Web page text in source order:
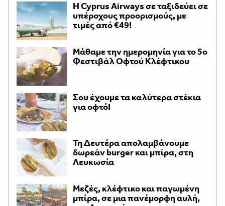
H Cyprus Airways σε ταξιδεύει σε
υπέροχους προορισμούς, με
τιμές από €49!
Μάθαμε την ημερομηνία για το 5ο
Φεστιβάλ Οφτού Κλέφτικου
Σου έχουμε τα καλύτερα στέκια
για οφτό!
Τη Δευτέρα απολαμβάνουμε
δωρεάν burger και μπίρα, στη
Λευκωσία
Μεζές, κλέφτικο και παγωμένη
μπίρα, σε μια πανέμορφη αυλή,